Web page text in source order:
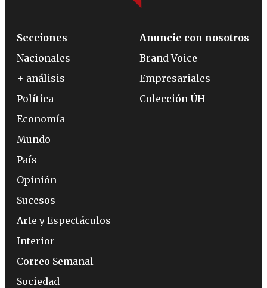
Secciones
Nacionales
+ análisis
Política
Economía
Mundo
País
Opinión
Sucesos
Arte y Espectáculos
Interior
Correo Semanal
Sociedad
Anuncie con nosotros
Brand Voice
Empresariales
Colección ÚH